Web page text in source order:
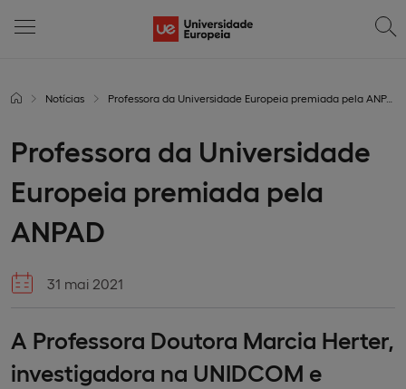
Notícias Professora da Universidade Europeia premiada pela ANPAD
Professora da Universidade
Europeia premiada pela
ANPAD
31 mai 2021
A Professora Doutora Marcia Herter,
investigadora na UNIDCOM e